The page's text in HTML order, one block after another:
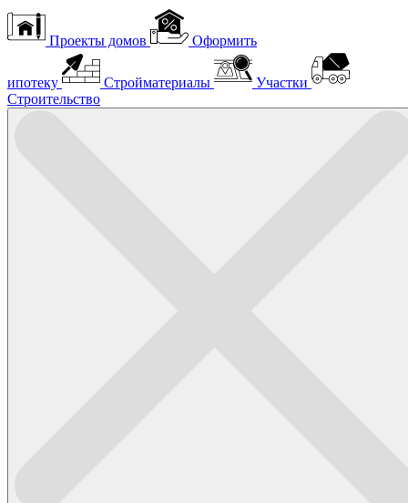
Проекты домов Оформить
ипотеку Стройматериалы
Участки
Строительство